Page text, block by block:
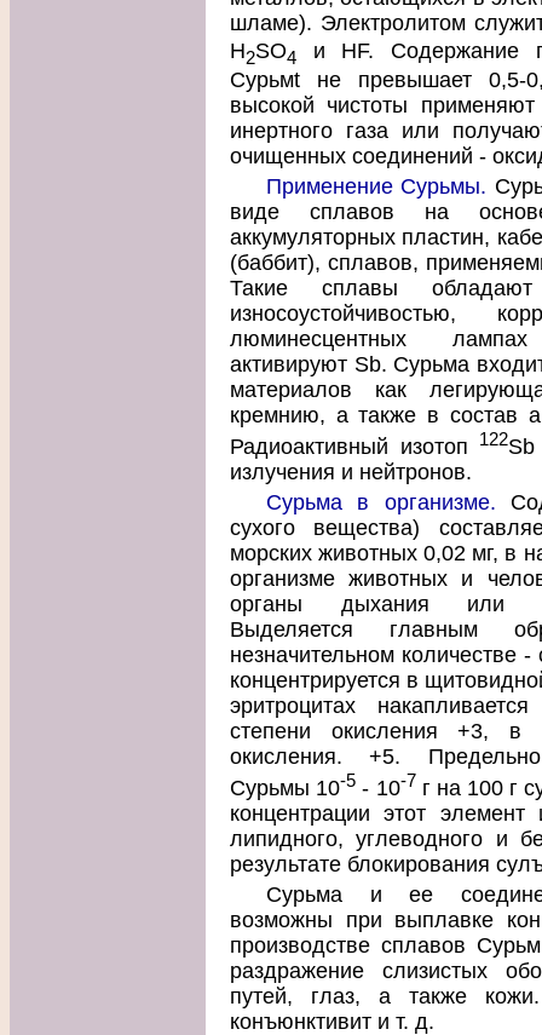
шламе). Электролитом
H2SO4 и HF. Содержание
Сурьмt не превышает 0,5-
высокой чистоты
инертного газа или
очищенных соединений -
Применение Сурьмы.
виде сплавов на
аккумуляторных пластин,
(баббит), сплавов,
Такие сплавы обладают
износоустойчивостью,
люминесцентных
активируют Sb. Сурьма
материалов как
кремнию, а также в состав
Радиоактивный изотоп
122Sb
излучения и нейтронов.
Сурьма в организме.
сухого вещества)
морских животных 0,02 мг, в
организме животных и
органы дыхания или
Выделяется главным
незначительном количестве
концентрируется в
эритроцитах
степени окисления +3,
окисления. +5.
Сурьмы 10-5 - 10-7 г на 100 г
концентрации этот
липидного, углеводного и
результате блокирования
Сурьма и ее
возможны при выплавке
производстве сплавов
раздражение слизистых
путей, глаз, а также
конъюнктивит и т. д.